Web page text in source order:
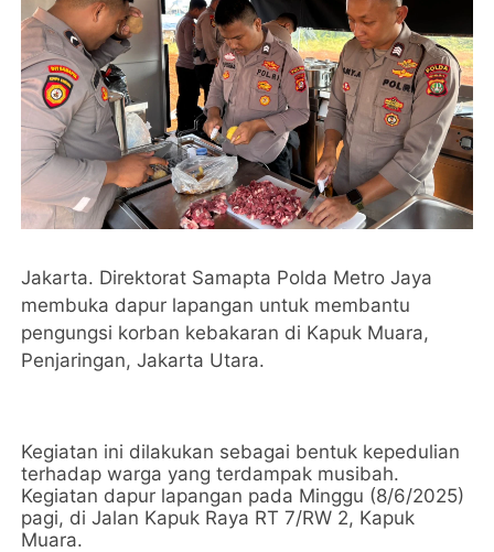
Jakarta. Direktorat Samapta Polda Metro Jaya
membuka dapur lapangan untuk membantu
pengungsi korban kebakaran di Kapuk Muara,
Penjaringan, Jakarta Utara.
Kegiatan ini dilakukan sebagai bentuk kepedulian
terhadap warga yang terdampak musibah.
Kegiatan dapur lapangan pada Minggu (8/6/2025)
pagi, di Jalan Kapuk Raya RT 7/RW 2, Kapuk
Muara.